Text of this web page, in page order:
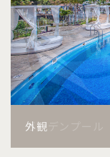
クラブルーム
ガーデンプール
外観